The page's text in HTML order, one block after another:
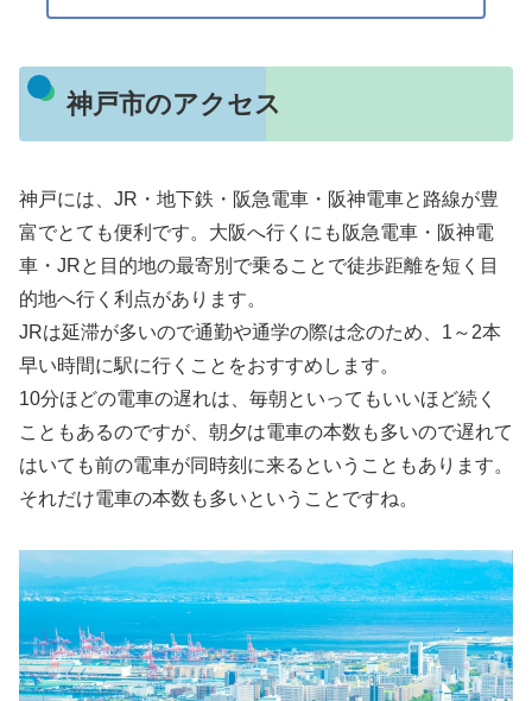
神戸市のアクセス
神戸には、JR・地下鉄・阪急電車・阪神電車と路線が豊
富でとても便利です。大阪へ行くにも阪急電車・阪神電
車・JRと目的地の最寄別で乗ることで徒歩距離を短く目
的地へ行く利点があります。
JRは延滞が多いので通勤や通学の際は念のため、1～2本
早い時間に駅に行くことをおすすめします。
10分ほどの電車の遅れは、毎朝といってもいいほど続く
こともあるのですが、朝夕は電車の本数も多いので遅れて
はいても前の電車が同時刻に来るということもあります。
それだけ電車の本数も多いということですね。